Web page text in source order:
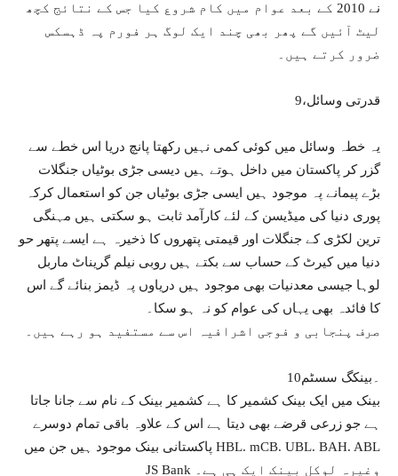
نے 2010 کے بعد عوام میں کام شروع کیا جس کے نتائج کچھ
لیٹ آئیں گے پھر بھی چند ایک لوگ ہر فورم پہ ڈہسکس
ضرور کرتے ہیں۔
9،قدرتی وسائل
یہ خطہ وسائل میں کوئی کمی نہیں رکھتا پانچ دریا اس خطے سے
گزر کر پاکستان میں داخل ہوتے ہیں دیسی جڑی بوٹیاں جنگلات
بڑے پیمانے پہ موجود ہیں ایسی جڑی بوٹیاں جن کو استعمال کرکہ
پوری دنیا کی میڈیسن کے لئے کارآمد ثابت ہو سکتی ہیں مہنگی
ترین لکڑی کے جنگلات اور قیمتی پتھروں کا ذخیرہ ہے ایسے پتھر حو
دنیا میں کیرٹ کے حساب سے بکتے ہیں روبی نیلم گریناٹ ماربل
لوہا جیسی معدنیات بھی موجود ہیں دریاوں پہ ڈیمز بنائے گے اس
کا فائدہ بھی یہاں کی عوام کو نہ ہو سکا۔
صرف پنجابی و فوجی اشرافیہ اس سے مستفید ہو رہے ہیں۔
10۔بینکگ سسٹم
بینک میں ایک بینک کشمیر کا ہے کشمیر بینک کے نام سے جانا جاتا
ہے جو زرعی قرضے بھی دیتا ہے اس کے علاوہ باقی تمام دوسرے
پاکستانی بینک موجود ہیں جن میں HBL. mCB. UBL. BAH. ABL
JS Bank وغیرہ لوکل بینک ایک ہی ہے۔